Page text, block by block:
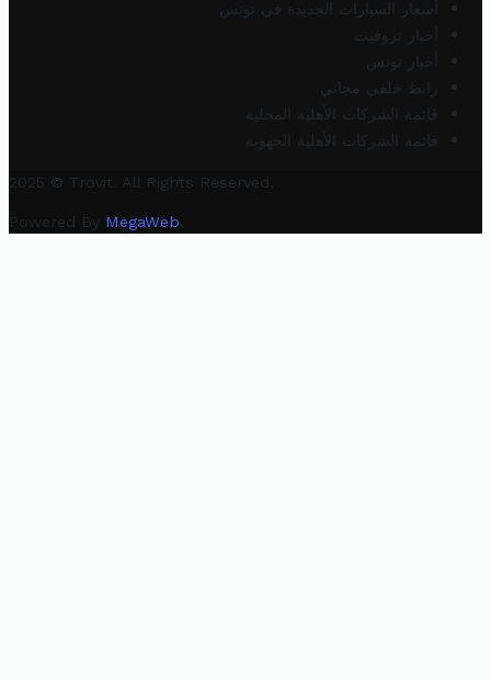
أسعار السيارات الجديدة في تونس
أخبار تروفيت
أخبار تونس
رابط خلفي مجاني
قائمة الشركات الأهلية المحلية
قائمة الشركات الأهلية الجهوية
2025 © Trovit. All Rights Reserved.
Powered By MegaWeb